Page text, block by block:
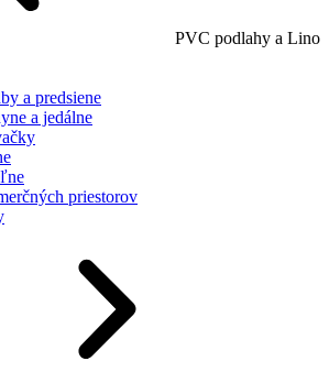
PVC podlahy a Lino
a predsiene
a jedálne
priestorov